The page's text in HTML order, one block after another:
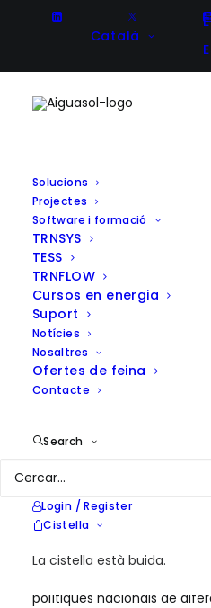
Català
Solucions
Projectes
Software i formació
TRNSYS
TESS
TRNFLOW
Cursos en energia
Suport
Notícies
Nosaltres
Ofertes de feina
Contacte
Search
Login / Register
Cistella
La cistella està buida.
Comunitats
per a
amb una forta component
sorgeix inicialment de les
diferents països de tot el
fins i tot des de les
polítiques nacionals de